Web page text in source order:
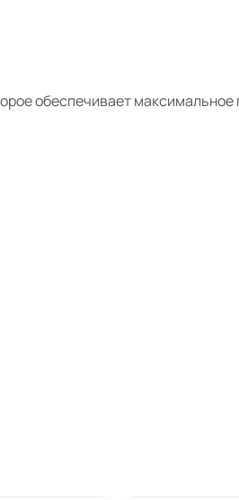
обеспечивает максимальное